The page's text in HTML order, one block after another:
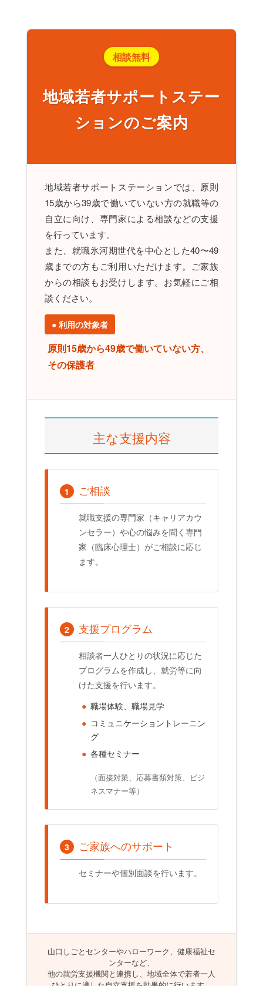
相談無料
地域若者サポートステー
ションのご案内
地域若者サポートステーションでは、原則
15歳から39歳で働いていない方の就職等の
自立に向け、専門家による相談などの支援
を行っています。
また、就職氷河期世代を中心とした40〜49
歳までの方もご利用いただけます。ご家族
からの相談もお受けします。お気軽にご相
談ください。
● 利用の対象者
原則15歳から49歳で働いていない方、
その保護者
主な支援内容
1 ご相談
就職支援の専門家（キャリアカウ
ンセラー）や心の悩みを聞く専門
家（臨床心理士）がご相談に応じ
ます。
2 支援プログラム
相談者一人ひとりの状況に応じた
プログラムを作成し、就労等に向
けた支援を行います。
● 職場体験、職場見学
● コミュニケーショントレーニン
グ
● 各種セミナー
（面接対策、応募書類対策、ビジ
ネスマナー等）
3 ご家族へのサポート
セミナーや個別面談を行います。
山口しごとセンターやハローワーク、健康福祉セ
ンターなど、
他の就労支援機関と連携し、地域全体で若者一人